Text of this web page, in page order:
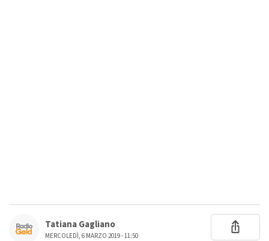
Tatiana Gagliano
MERCOLEDÌ, 6 MARZO 2019 - 11:50